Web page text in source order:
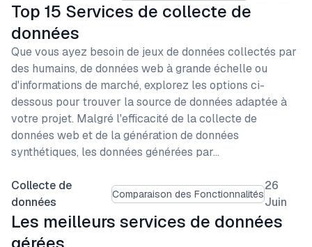
Top 15 Services de collecte de
données
Que vous ayez besoin de jeux de données collectés par
des humains, de données web à grande échelle ou
d'informations de marché, explorez les options ci-
dessous pour trouver la source de données adaptée à
votre projet. Malgré l'efficacité de la collecte de
données web et de la génération de données
synthétiques, les données générées par…
Collecte de
données
Comparaison des Fonctionnalités
26
Juin
Les meilleurs services de données